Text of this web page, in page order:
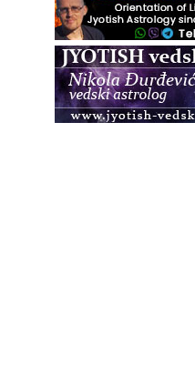
Radionica: Pomagači
otvoreno za sve
21.08.
Zagreb+Online
Osnovni
22.08.
Pula